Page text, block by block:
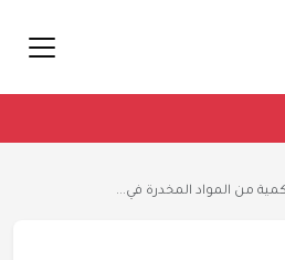
من المواد المخدرة في...